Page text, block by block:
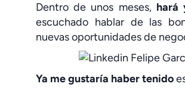
Dentro de unos meses, hará
escuchado hablar de las
nuevas oportunidades de
Ya me gustaría haber tenido